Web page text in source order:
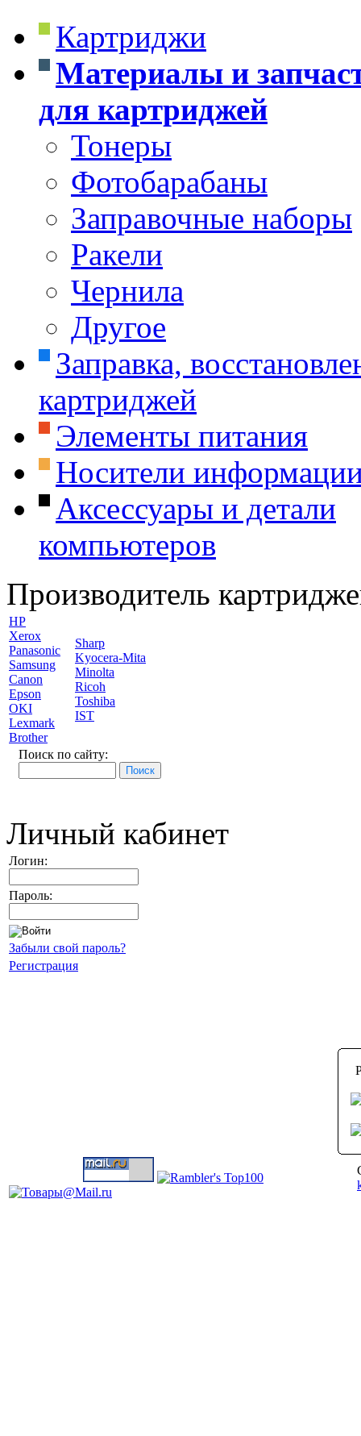
Картриджи
Материалы и
для картриджей
Тонеры
Фотобарабаны
Заправочные наборы
Ракели
Чернила
Другое
Заправка,
картриджей
Элементы питания
Носители
Аксессуары и детали
компьютеров
Производитель
HP
Xerox
Panasonic
Samsung
Canon
Epson
OKI
Lexmark
Brother
Sharp
Kyocera-Mita
Minolta
Ricoh
Toshiba
IST
Поиск по сайту:
Личный кабинет
Логин:
Пароль:
Забыли свой пароль?
Регистрация